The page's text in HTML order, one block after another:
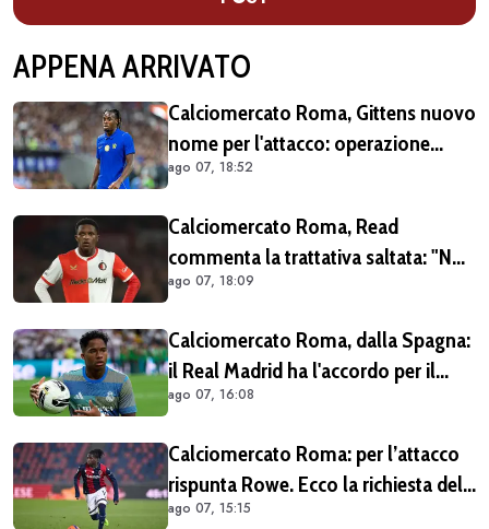
APPENA ARRIVATO
Calciomercato Roma, Gittens nuovo
nome per l'attacco: operazione
fattibile solo in prestito
ago 07, 18:52
Calciomercato Roma, Read
commenta la trattativa saltata: "Non
dovevo per forza lasciare il
Champions e ho ancora da imparare
qui" (VIDEO)
ago 07, 18:09
Calciomercato Roma, dalla Spagna:
il Real Madrid ha l'accordo per il
prestito di Endrick in Premier League
ago 07, 16:08
Calciomercato Roma: per l’attacco
rispunta Rowe. Ecco la richiesta del
Bologna
ago 07, 15:15